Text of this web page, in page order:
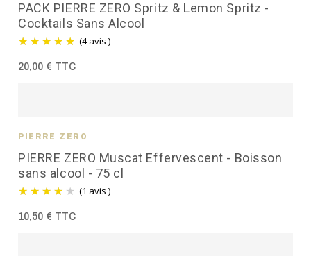
PACK PIERRE ZERO Spritz & Lemon Spritz -
Cocktails Sans Alcool
(4 avis )
20,00 € TTC
PIERRE ZERO Muscat Effervescent - Boisson
sans alcool - 75 cl
(1 avis )
PIERRE ZÉRO
10,50 € TTC